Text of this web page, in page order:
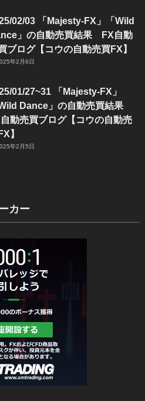
02/03 「Majesty-FX」「Wild
」の自動売買結果 FX自動
ブログ【コウの自動売買FX】
年2月6日
01/27~31 「Majesty-FX」
Wild Dance」の自動売買結果
動売買ブログ【コウの自動売
】
年2月5日
カー